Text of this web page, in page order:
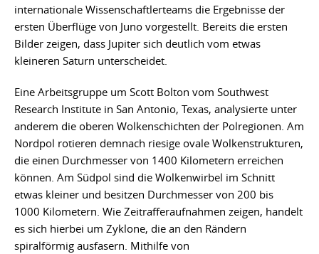
internationale Wissenschaftlerteams die Ergebnisse der
ersten Überflüge von Juno vorgestellt. Bereits die ersten
Bilder zeigen, dass Jupiter sich deutlich vom etwas
kleineren Saturn unterscheidet.
Eine Arbeitsgruppe um Scott Bolton vom Southwest
Research Institute in San Antonio, Texas, analysierte unter
anderem die oberen Wolkenschichten der Polregionen. Am
Nordpol rotieren demnach riesige ovale Wolkenstrukturen,
die einen Durchmesser von 1400 Kilometern erreichen
können. Am Südpol sind die Wolkenwirbel im Schnitt
etwas kleiner und besitzen Durchmesser von 200 bis
1000 Kilometern. Wie Zeitrafferaufnahmen zeigen, handelt
es sich hierbei um Zyklone, die an den Rändern
spiralförmig ausfasern. Mithilfe von